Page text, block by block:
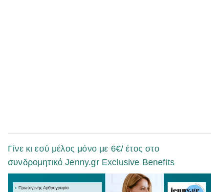
Γίνε κι εσύ μέλος μόνο με 6€/ έτος στο
συνδρομητικό Jenny.gr Exclusive Benefits